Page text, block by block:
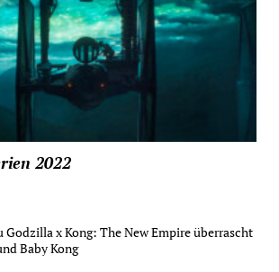
2022
Godzilla x Kong: The New Empire überrascht
Baby Kong